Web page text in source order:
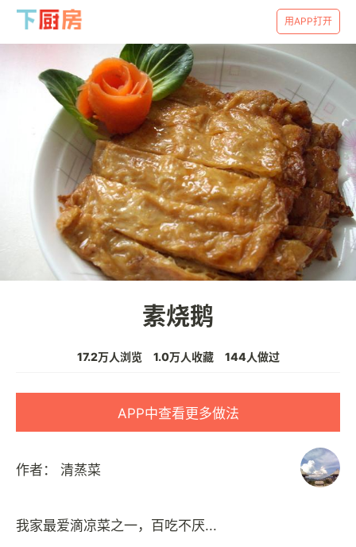
用APP打开
素烧鹅
17.2万人浏览 1.0万人收藏 144人做过
APP中查看更多做法
作者： 清蒸菜